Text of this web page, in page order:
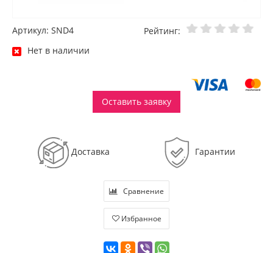
Артикул: SND4
Рейтинг:
Нет в наличии
Оставить заявку
Доставка Гарантии
Сравнение
Избранное